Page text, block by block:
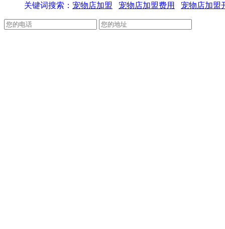
关键词搜索： 宠物店加盟 宠物店加盟费用 宠物店加盟